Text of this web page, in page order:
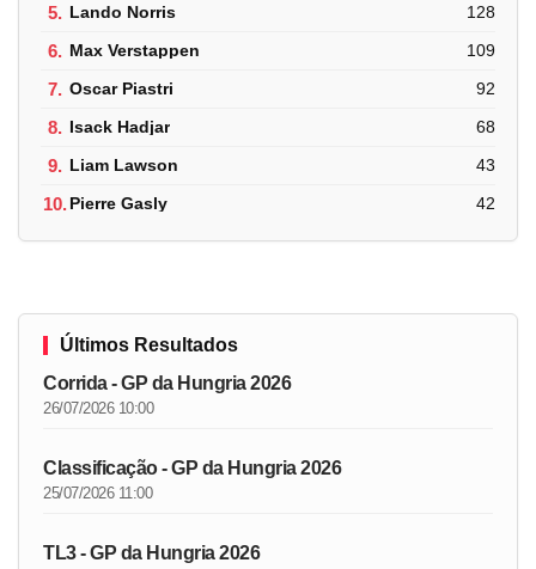
5. Lando Norris 128
6. Max Verstappen 109
7. Oscar Piastri 92
8. Isack Hadjar 68
9. Liam Lawson 43
10.Pierre Gasly 42
Últimos Resultados
Corrida - GP da Hungria 2026
26/07/2026 10:00
Classificação - GP da Hungria 2026
25/07/2026 11:00
TL3 - GP da Hungria 2026